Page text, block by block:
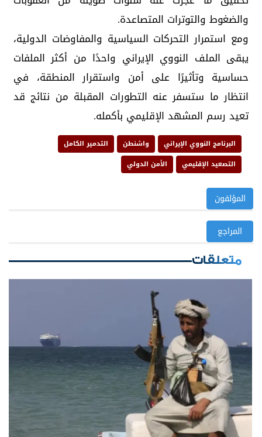
والضغوط والتوترات المتصاعدة.
ومع استمرار التحركات السياسية والمفاوضات الدولية،
يبقى الملف النووي الإيراني واحدًا من أكثر الملفات
حساسية وتأثيرًا على أمن واستقرار المنطقة، في
انتظار ما ستسفر عنه التطورات المقبلة من نتائج قد
تعيد رسم المشهد الإقليمي بأكمله.
البرنامج النووي الإيراني واشنطن
التدمير الكامل
التصعيد الإقليمي
الأمن الدولي
المؤلفون
المراجع
متعلقات